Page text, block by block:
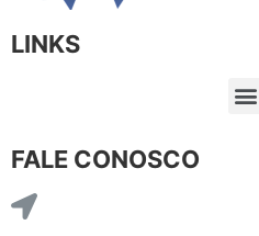
LINKS
FALE CONOSCO